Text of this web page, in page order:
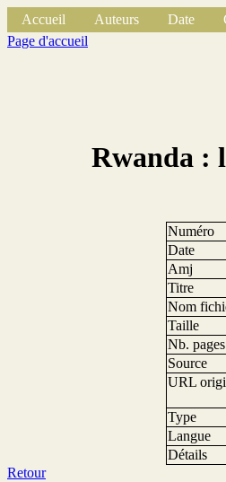
Accueil Auteurs Date
Page d'accueil
Rwanda :
Numéro
Date
Amj
Titre
Nom
Taille
Nb. pages
Source
URL
Type
Langue
Détails
Retour